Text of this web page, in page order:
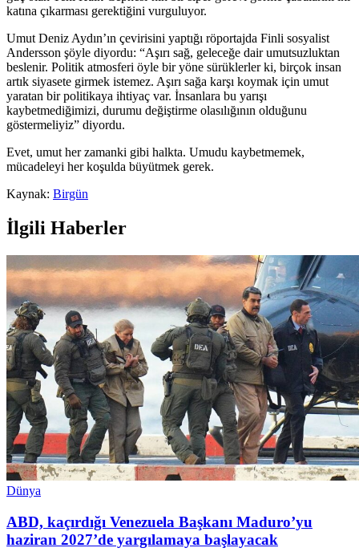
katına çıkarması gerektiğini vurguluyor.
Umut Deniz Aydın’ın çevirisini yaptığı röportajda Finli sosyalist
Andersson şöyle diyordu: “Aşırı sağ, geleceğe dair umutsuzluktan
beslenir. Politik atmosferi öyle bir yöne sürüklerler ki, birçok insan
artık siyasete girmek istemez. Aşırı sağa karşı koymak için umut
yaratan bir politikaya ihtiyaç var. İnsanlara bu yarışı
kaybetmediğimizi, durumu değiştirme olasılığının olduğunu
göstermeliyiz” diyordu.
Evet, umut her zamanki gibi halkta. Umudu kaybetmemek,
mücadeleyi her koşulda büyütmek gerek.
Kaynak: Birgün
İlgili Haberler
Dünya
ABD, kaçırdığı Venezuela Başkanı Maduro’yu
haziran 2027’de yargılamaya başlayacak